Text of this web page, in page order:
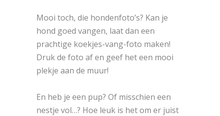
Mooi toch, die hondenfoto’s? Kan je
hond goed vangen, laat dan een
prachtige koekjes-vang-foto maken!
Druk de foto af en geef het een mooi
plekje aan de muur!
En heb je een pup? Of misschien een
nestje vol…? Hoe leuk is het om er juist